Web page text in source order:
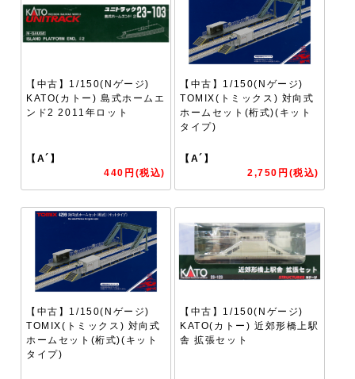
【中古】1/150(Nゲージ)
KATO(カトー) 島式ホームエ
ンド2 2011年ロット
【A´】
440円(税込)
【中古】1/150(Nゲージ)
TOMIX(トミックス) 対向式
ホームセット(桁式)(キット
タイプ)
【A´】
2,750円(税込)
【中古】1/150(Nゲージ)
TOMIX(トミックス) 対向式
ホームセット(桁式)(キット
タイプ)
【中古】1/150(Nゲージ)
KATO(カトー) 近郊形橋上駅
舎 拡張セット